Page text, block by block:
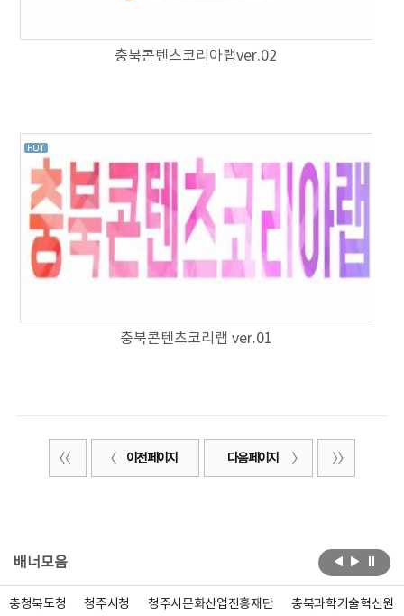
충북콘텐츠코리아랩ver.02
충북콘텐츠코리랩 ver.01
이전 페이지 다음 페이지
배너모음
충청북도청 청주시청 청주시문화산업진흥재단 충북과학기술혁신원